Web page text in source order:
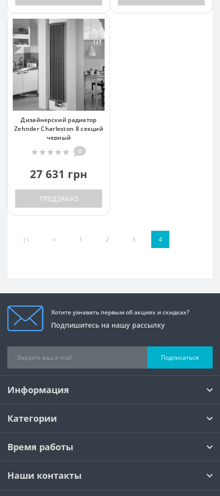
Дизайнерский радиатор
Zehnder Charleston 8 секций
черный
0
27 631 грн
ПРЕДЗАКАЗ
|< < 1 2 3 4
Хотите узнавать первым об акциях и скидках?
Подпишитесь на нашу рассылку
Подписаться
Информация
Категории
Время работы
Наши контакты